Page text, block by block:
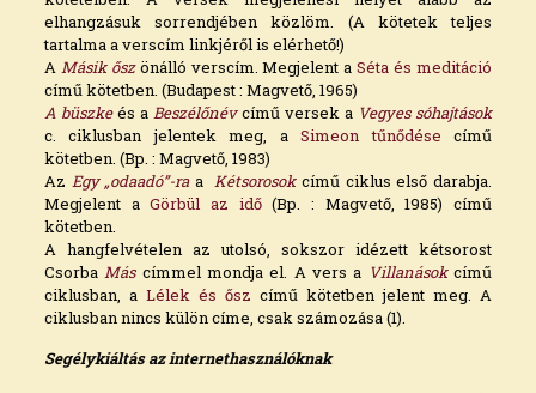
elhangzásuk sorrendjében közlöm. (A kötetek teljes
tartalma a verscím linkjéről is elérhető!)
A Másik őszönálló verscím. Megjelent aSéta és meditáció
című kötetben. (Budapest : Magvető, 1965)
A büszkeés a Beszélőnévcímű versek a Vegyes sóhajtások
c. ciklusban jelentek meg, aSimeon tűnődése című
kötetben. (Bp. : Magvető, 1983)
Az Egy „odaadó”-raa Kétsorosokcímű ciklus első darabja.
Megjelent aGörbül az idő(Bp. : Magvető, 1985) című
kötetben.
A hangfelvételen az utolsó, sokszor idézett kétsorost
Csorba Máscímmel mondja el. A vers a Villanásokcímű
ciklusban, a Lélek és ősz című kötetben jelent meg. A
ciklusban nincs külön címe, csak számozása (1).
Segélykiáltás az internethasználóknak